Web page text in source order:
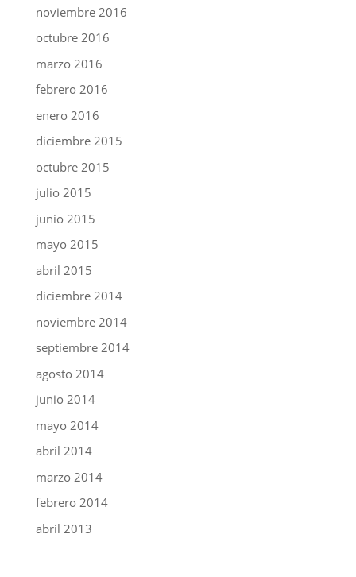
noviembre 2016
octubre 2016
marzo 2016
febrero 2016
enero 2016
diciembre 2015
octubre 2015
julio 2015
junio 2015
mayo 2015
abril 2015
diciembre 2014
noviembre 2014
septiembre 2014
agosto 2014
junio 2014
mayo 2014
abril 2014
marzo 2014
febrero 2014
abril 2013